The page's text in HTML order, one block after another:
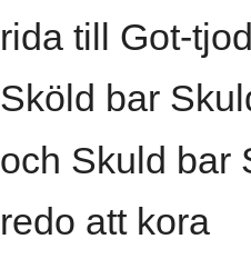
rida till Got-
Sköld bar
och Skuld bar
redo att kora